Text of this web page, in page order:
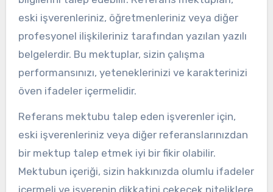
eski işverenleriniz, öğretmenleriniz veya diğer
profesyonel ilişkileriniz tarafından yazılan yazılı
belgelerdir. Bu mektuplar, sizin çalışma
performansınızı, yeteneklerinizi ve karakterinizi
öven ifadeler içermelidir.
Referans mektubu talep eden işverenler için,
eski işverenleriniz veya diğer referanslarınızdan
bir mektup talep etmek iyi bir fikir olabilir.
Mektubun içeriği, sizin hakkınızda olumlu ifadeler